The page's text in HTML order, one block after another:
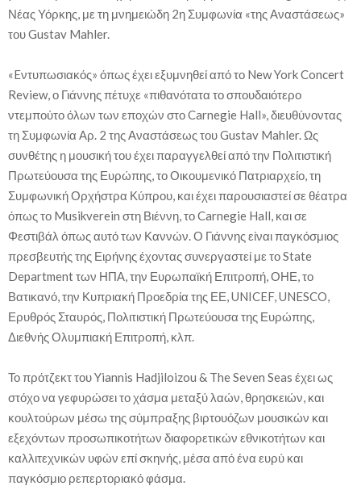
Νέας Υόρκης, με τη μνημειώδη 2η Συμφωνία «της Αναστάσεως»
του Gustav Mahler.
«Eντυπωσιακός» όπως έχει εξυμνηθεί από το New York Concert
Review, ο Γιάννης πέτυχε «πιθανότατα το σπουδαιότερο
ντεμπούτο όλων των εποχών στο Carnegie Hall», διευθύνοντας
τη Συμφωνία Αρ. 2 της Αναστάσεως του Gustav Mahler. Ως
συνθέτης η μουσική του έχει παραγγελθεί από την Πολιτιστική
Πρωτεύουσα της Ευρώπης, το Οικουμενικό Πατριαρχείο, τη
Συμφωνική Ορχήστρα Κύπρου, και έχει παρουσιαστεί σε θέατρα
όπως το Musikverein στη Βιέννη, το Carnegie Hall, και σε
Φεστιβάλ όπως αυτό των Καννών. Ο Γιάννης είναι παγκόσμιος
πρεσβευτής της Ειρήνης έχοντας συνεργαστεί με το State
Department των ΗΠΑ, την Ευρωπαϊκή Επιτροπή, ΟΗΕ, το
Βατικανό, την Κυπριακή Προεδρία της ΕΕ, UNICEF, UNESCO,
Ερυθρός Σταυρός, Πολιτιστική Πρωτεύουσα της Ευρώπης,
Διεθνής Ολυμπιακή Επιτροπή, κλπ.
Το πρότζεκτ του Yiannis Hadjiloizou & The Seven Seas έχει ως
στόχο να γεφυρώσει το χάσμα μεταξύ λαών, θρησκειών, και
κουλτούρων μέσω της σύμπραξης βιρτουόζων μουσικών και
εξεχόντων προσωπικοτήτων διαφορετικών εθνικοτήτων και
καλλιτεχνικών υφών επί σκηνής, μέσα από ένα ευρύ και
παγκόσμιο ρεπερτοριακό φάσμα.